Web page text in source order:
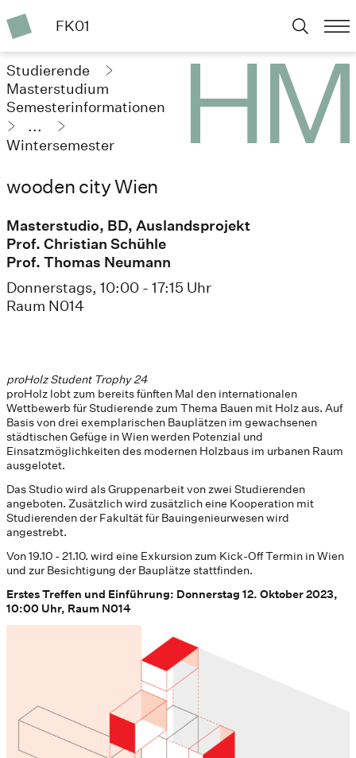
FK01
Studierende
Masterstudium
Semesterinformationen
...
Wintersemester
wooden city Wien
Masterstudio, BD, Auslandsprojekt
Prof. Christian Schühle
Prof. Thomas Neumann
Donnerstags, 10:00 - 17:15 Uhr
Raum N014
proHolz Student Trophy 24
proHolz lobt zum bereits fünften Mal den internationalen
Wettbewerb für Studierende zum Thema Bauen mit Holz aus. Auf
Basis von drei exemplarischen Bauplätzen im gewachsenen
städtischen Gefüge in Wien werden Potenzial und
Einsatzmöglichkeiten des modernen Holzbaus im urbanen Raum
ausgelotet.
Das Studio wird als Gruppenarbeit von zwei Studierenden
angeboten. Zusätzlich wird zusätzlich eine Kooperation mit
Studierenden der Fakultät für Bauingenieurwesen wird
angestrebt.
Von 19.10 - 21.10. wird eine Exkursion zum Kick-Off Termin in Wien
und zur Besichtigung der Bauplätze stattfinden.
Erstes Treffen und Einführung: Donnerstag 12. Oktober 2023,
10:00 Uhr, Raum N014